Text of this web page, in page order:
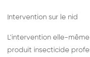
Intervention sur le nid
L'intervention elle-
produit insecticide